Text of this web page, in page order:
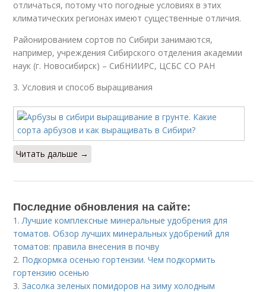
отличаться, потому что погодные условиях в этих
климатических регионах имеют существенные отличия.
Районированием сортов по Сибири занимаются,
например, учреждения Сибирского отделения академии
наук (г. Новосибирск) – СибНИИРС, ЦСБС СО РАН
3. Условия и способ выращивания
Читать дальше →
Последние обновления на сайте:
1.Лучшие комплексные минеральные удобрения для
томатов. Обзор лучших минеральных удобрений для
томатов: правила внесения в почву
2. Подкормка осенью гортензии. Чем подкормить
гортензию осенью
3.Засолка зеленых помидоров на зиму холодным